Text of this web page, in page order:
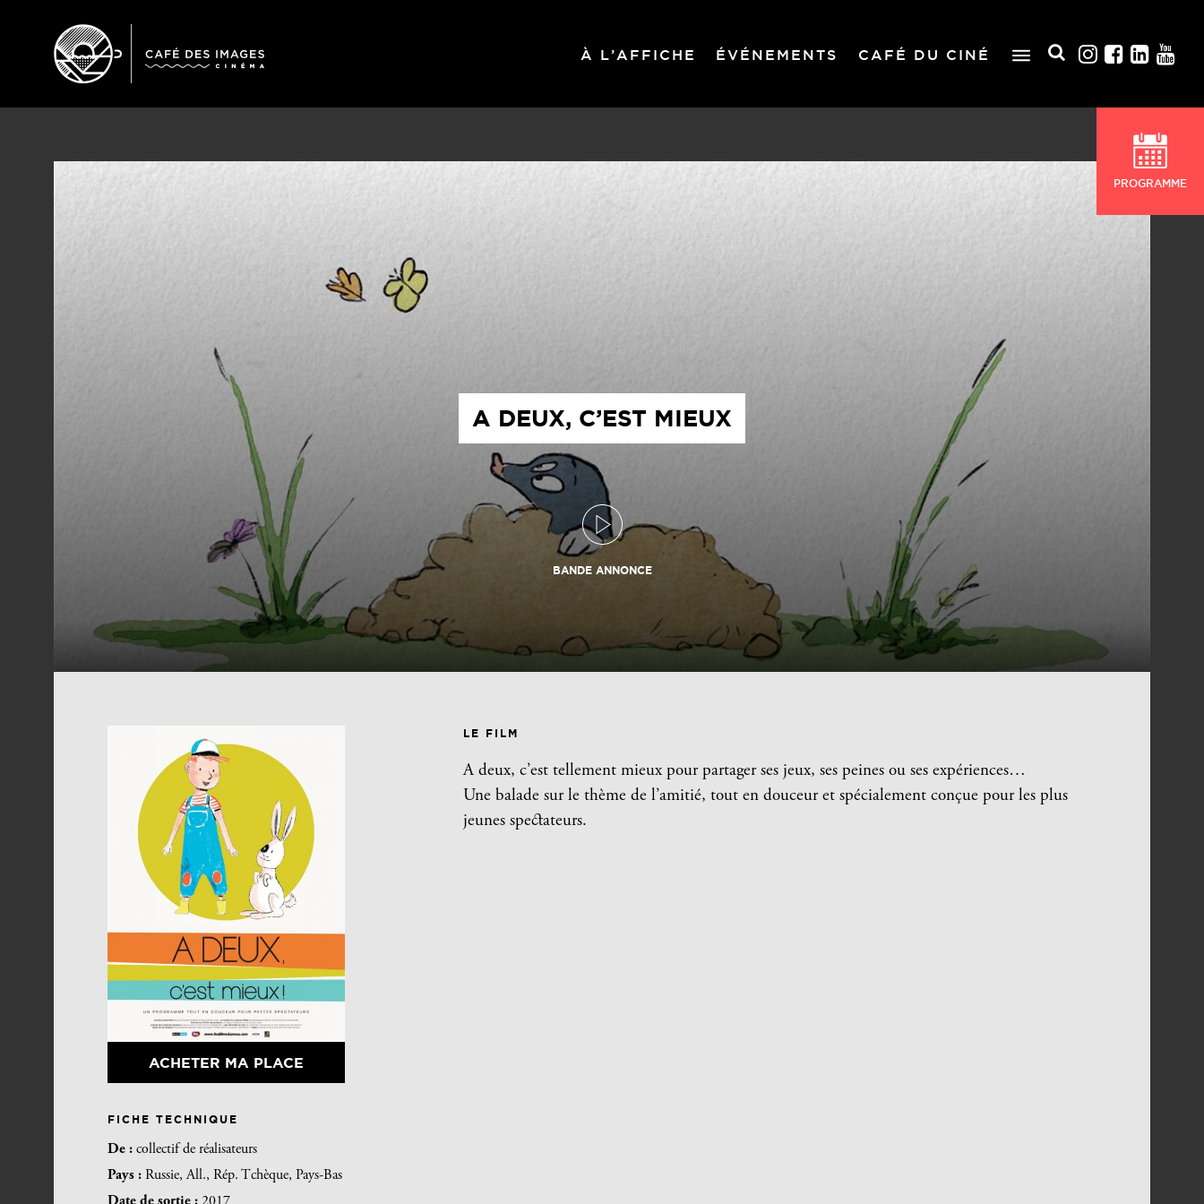
À L’AFFICHE ÉVÉNEMENTS CAFÉ DU CINÉ
A DEUX, C’EST MIEUX
BANDE ANNONCE
ACHETER MA PLACE
FICHE TECHNIQUE
De : collectif de réalisateurs
Pays : Russie, All., Rép. Tchèque, Pays-Bas
Date de sortie : 2017
LE FILM
A deux, c’est tellement mieux pour partager ses jeux, ses peines ou ses expériences…
Une balade sur le thème de l’amitié, tout en douceur et spécialement conçue pour les plus
jeunes spectateurs.
PROGRAMME